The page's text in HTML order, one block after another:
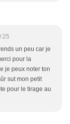
un peu car je
pour la
je peux noter ton
sut mon petit
pour le tirage au